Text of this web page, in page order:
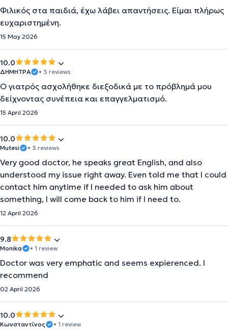
Φιλικός στα παιδιά, έχω λάβει απαντήσεις. Είμαι πλήρως
ευχαριστημένη.
15 May 2026
10.0
ΔΗΜΗΤΡΑ • 3 reviews
Ο γιατρός ασχολήθηκε διεξοδικά με το πρόβλημά μου
δείχνοντας συνέπεια και επαγγελματισμό.
15 April 2026
10.0
Mutesi • 3 reviews
Very good doctor, he speaks great English, and also
understood my issue right away. Even told me that I could
contact him anytime if I needed to ask him about
something, I will come back to him if I need to.
12 April 2026
9.8
Monika • 1 review
Doctor was very emphatic and seems expierenced. I
recommend
02 April 2026
10.0
Κωνσταντίνος • 1 review